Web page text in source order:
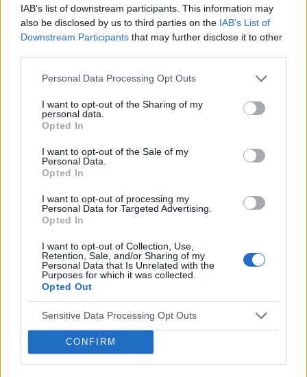
IAB’s list of downstream participants. This information may
also be disclosed by us to third parties on the IAB’s List of
Downstream Participants that may further disclose it to other
Personal Data Processing Opt Outs
I want to opt-out of the Sharing of my
personal data.
Opted In
I want to opt-out of the Sale of my
Personal Data.
Opted In
I want to opt-out of processing my
Personal Data for Targeted Advertising.
Opted In
I want to opt-out of Collection, Use,
Retention, Sale, and/or Sharing of my
Personal Data that Is Unrelated with the
Purposes for which it was collected.
Opted Out
Sensitive Data Processing Opt Outs
CONFIRM
gość
to dobrze czy źle ?
Forum:Zdrowie kobiety
boleć. Co to może być ? Ginekolog dopiero w
piątek
Forum:Wstydliwe dolegliwości
gość